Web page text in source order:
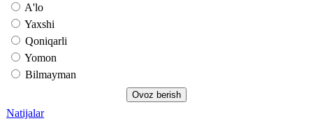
A'lo
Yaxshi
Qoniqarli
Yomon
Bilmayman
Natijalar